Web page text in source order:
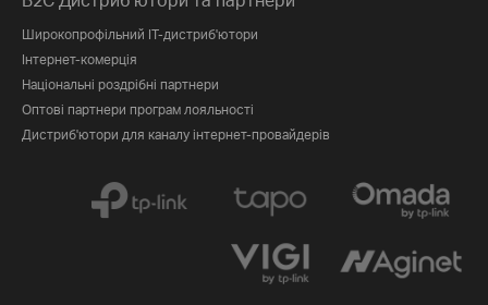
Широкопрофільний IT-дистриб'ютори
Інтернет-комерція
Національні роздрібні партнери
Оптові партнери програм лояльності
Дистриб'ютори для каналу інтернет-провайдерів